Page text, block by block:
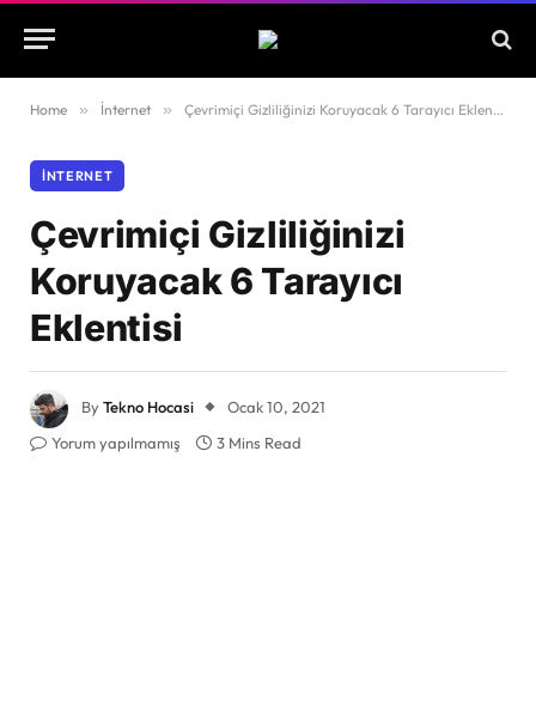
Home » İnternet » Çevrimiçi Gizliliğinizi Koruyacak 6 Tarayıcı Eklentisi
İNTERNET
Çevrimiçi Gizliliğinizi
Koruyacak 6 Tarayıcı
Eklentisi
ByTekno Hocasi
Ocak 10, 2021
Yorum yapılmamış
3 Mins Read